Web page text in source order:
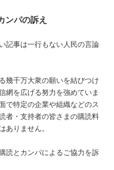
ンパの訴え
記事は一行もない人民の言論
幾千万大衆の願いを結びつけ
網を広げる努力を強めていま
で特定の企業や組織などのス
者・支持者の皆さまの購読料
ありません。
読とカンパによるご協力を訴